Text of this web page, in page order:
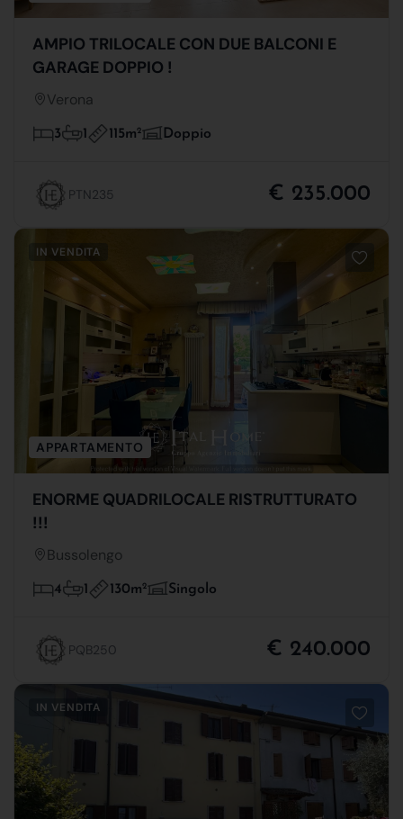
AMPIO TRILOCALE CON DUE BALCONI E
GARAGE DOPPIO !
Verona
3 1 115m2 Doppio
PTN235 € 235.000
IN VENDITA
APPARTAMENTO
ENORME QUADRILOCALE RISTRUTTURATO
!!!
Bussolengo
4 1 130m2 Singolo
PQB250 € 240.000
IN VENDITA